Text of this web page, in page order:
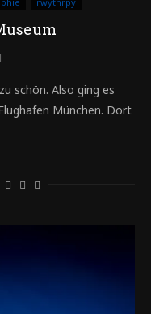
schön. Also ging es
München. Dort